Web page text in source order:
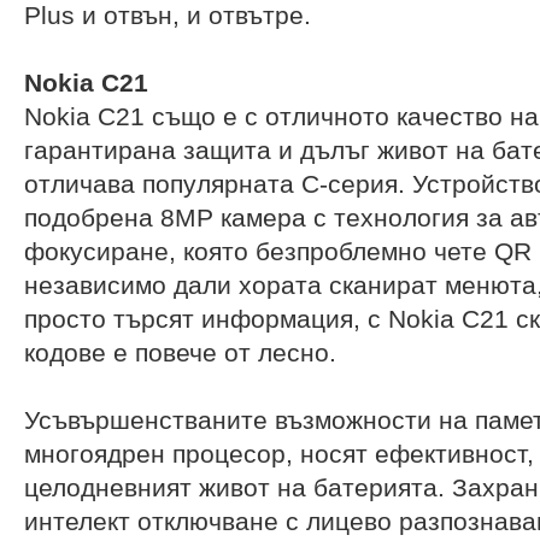
Plus и отвън, и отвътре.
Nokia C21
Nokia C21 също е с отличното качество
гарантирана защита и дълъг живот на
отличава популярната C-серия.
подобрена 8MP камера с технология за
фокусиране, която безпроблемно чете QR
независимо дали хората сканират
просто търсят информация, с Nokia C21
кодове е повече от лесно.
Усъвършенстваните възможности на
многоядрен процесор, носят
целодневният живот на батерията.
интелект отключване с лицево